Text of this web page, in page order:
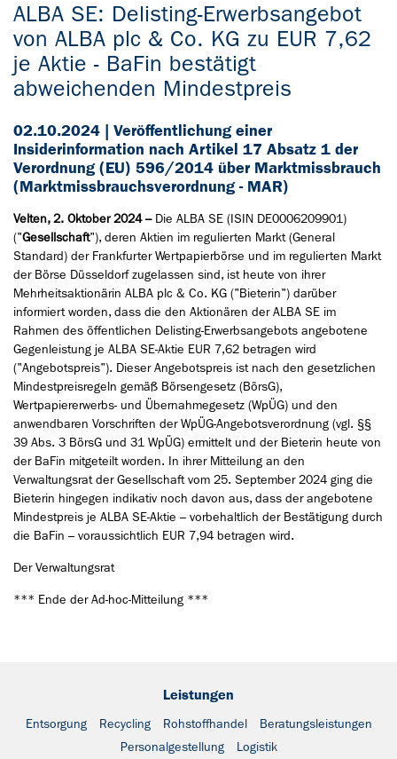
ALBA SE: Delisting-Erwerbsangebot
von ALBA plc & Co. KG zu EUR 7,62
je Aktie - BaFin bestätigt
abweichenden Mindestpreis
02.10.2024 | Veröffentlichung einer
Insiderinformation nach Artikel 17 Absatz 1 der
Verordnung (EU) 596/2014 über Marktmissbrauch
(Marktmissbrauchsverordnung - MAR)
Velten, 2. Oktober 2024 –Die ALBA SE (ISIN DE0006209901)
("Gesellschaft"), deren Aktien im regulierten Markt (General
Standard) der Frankfurter Wertpapierbörse und im regulierten Markt
der Börse Düsseldorf zugelassen sind, ist heute von ihrer
Mehrheitsaktionärin ALBA plc & Co. KG ("Bieterin") darüber
informiert worden, dass die den Aktionären der ALBA SE im
Rahmen des öffentlichen Delisting-Erwerbsangebots angebotene
Gegenleistung je ALBA SE-Aktie EUR 7,62 betragen wird
("Angebotspreis"). Dieser Angebotspreis ist nach den gesetzlichen
Mindestpreisregeln gemäß Börsengesetz (BörsG),
Wertpapiererwerbs- und Übernahmegesetz (WpÜG) und den
anwendbaren Vorschriften der WpÜG-Angebotsverordnung (vgl. §§
39 Abs. 3 BörsG und 31 WpÜG) ermittelt und der Bieterin heute von
der BaFin mitgeteilt worden. In ihrer Mitteilung an den
Verwaltungsrat der Gesellschaft vom 25. September 2024 ging die
Bieterin hingegen indikativ noch davon aus, dass der angebotene
Mindestpreis je ALBA SE-Aktie – vorbehaltlich der Bestätigung durch
die BaFin – voraussichtlich EUR 7,94 betragen wird.
Der Verwaltungsrat
*** Ende der Ad-hoc-Mitteilung ***
Leistungen
Entsorgung Recycling Rohstoffhandel
Beratungsleistungen
Personalgestellung
Logistik